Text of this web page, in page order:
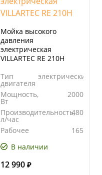
Мойка высокого
давления
электрическая
VILLARTEC RE 210H
Тип
двигателя
электрический
Мощность,
Вт
2000
Производительность,
л/час
480
Рабочее
бар
165
В наличии
12 990 ₽